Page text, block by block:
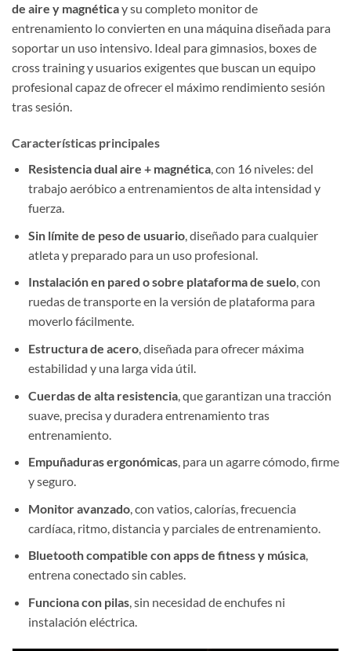
de aire y magnéticay su completo monitor de
entrenamiento lo convierten en una máquina diseñada para
soportar un uso intensivo. Ideal para gimnasios, boxes de
cross training y usuarios exigentes que buscan un equipo
profesional capaz de ofrecer el máximo rendimiento sesión
tras sesión.
Características principales
Resistencia dual aire + magnética, con 16 niveles: del
trabajo aeróbico a entrenamientos de alta intensidad y
fuerza.
Sin límite de peso de usuario, diseñado para cualquier
atleta y preparado para un uso profesional.
Instalación en pared o sobre plataforma de suelo, con
ruedas de transporte en la versión de plataforma para
moverlo fácilmente.
Estructura de acero, diseñada para ofrecer máxima
estabilidad y una larga vida útil.
Cuerdas de alta resistencia, que garantizan una tracción
suave, precisa y duradera entrenamiento tras
entrenamiento.
Empuñaduras ergonómicas, para un agarre cómodo, firme
y seguro.
Monitor avanzado, con vatios, calorías, frecuencia
cardíaca, ritmo, distancia y parciales de entrenamiento.
Bluetooth compatible con apps de fitness y música,
entrena conectado sin cables.
Funciona con pilas, sin necesidad de enchufes ni
instalación eléctrica.